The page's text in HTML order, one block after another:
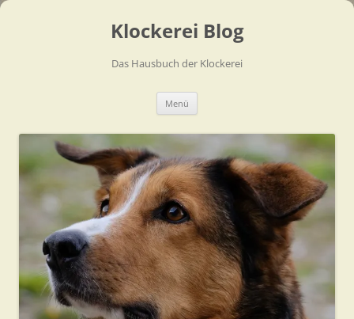
Klockerei Blog
Das Hausbuch der Klockerei
Menü